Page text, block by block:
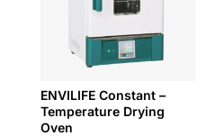
ENVILIFE Constant –
Temperature Drying
Oven